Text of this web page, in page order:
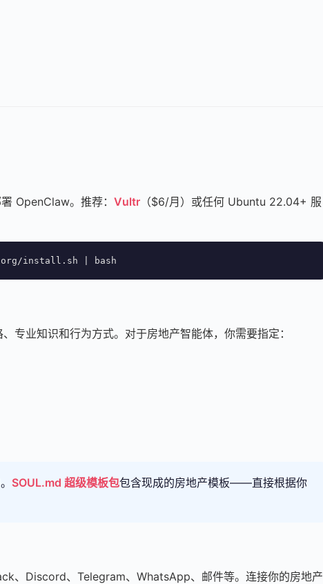
OpenClaw。推荐： Vultr （$6/月）或任何 Ubuntu 22.04+ 服
install.sh | bash
专业知识和行为方式。对于房地产智能体，你需要指定：
SOUL.md 超级模板包包含现成的房地产模板——直接根据你
、Discord、Telegram、WhatsApp、邮件等。连接你的房地产